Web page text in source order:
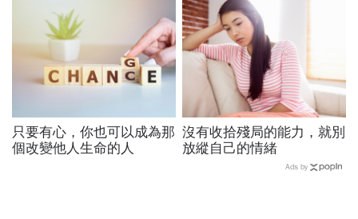
只要有心，你也可以成為那
個改變他人生命的人
沒有收拾殘局的能力，就別
放縱自己的情緒
Ads by